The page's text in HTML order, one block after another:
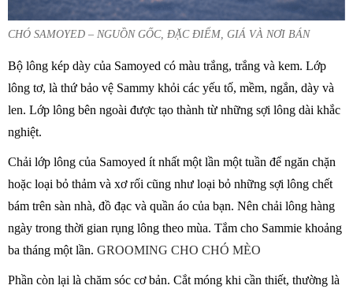
CHÓ SAMOYED – NGUỒN GỐC, ĐẶC ĐIỂM, GIÁ VÀ NƠI BÁN
Bộ lông kép dày của Samoyed có màu trắng, trắng và kem. Lớp
lông tơ, là thứ bảo vệ Sammy khỏi các yếu tố, mềm, ngắn, dày và
len. Lớp lông bên ngoài được tạo thành từ những sợi lông dài khắc
nghiệt.
Chải lớp lông của Samoyed ít nhất một lần một tuần để ngăn chặn
hoặc loại bỏ thảm và xơ rối cũng như loại bỏ những sợi lông chết
bám trên sàn nhà, đồ đạc và quần áo của bạn. Nên chải lông hàng
ngày trong thời gian rụng lông theo mùa. Tắm cho Sammie khoảng
ba tháng một lần. GROOMING CHO CHÓ MÈO
Phần còn lại là chăm sóc cơ bản. Cắt móng khi cần thiết, thường là